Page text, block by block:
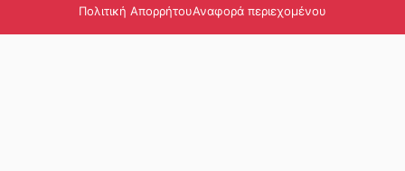
Πολιτική ΑπορρήτουΑναφορά περιεχομένου